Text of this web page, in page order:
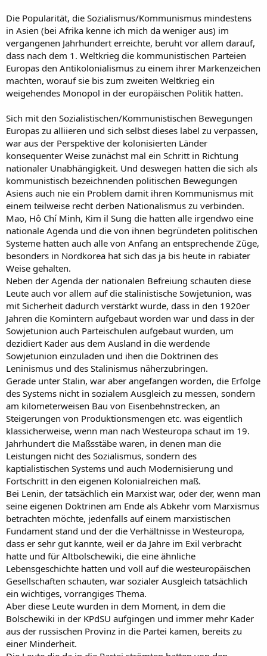
Die Popularität, die Sozialismus/Kommunismus mindestens
in Asien (bei Afrika kenne ich mich da weniger aus) im
vergangenen Jahrhundert erreichte, beruht vor allem darauf,
dass nach dem 1. Weltkrieg die kommunistischen Parteien
Europas den Antikolonialismus zu einem ihrer Markenzeichen
machten, worauf sie bis zum zweiten Weltkrieg ein
weigehendes Monopol in der europäischen Politik hatten.
Sich mit den Sozialistischen/Kommunistischen Bewegungen
Europas zu alliieren und sich selbst dieses label zu verpassen,
war aus der Perspektive der kolonisierten Länder
konsequenter Weise zunächst mal ein Schritt in Richtung
nationaler Unabhängigkeit. Und deswegen hatten die sich als
kommunistisch bezeichnenden politischen Bewegungen
Asiens auch nie ein Problem damit ihren Kommunismus mit
einem teilweise recht derben Nationalismus zu verbinden.
Mao, Hô Chí Minh, Kim il Sung die hatten alle irgendwo eine
nationale Agenda und die von ihnen begründeten politischen
Systeme hatten auch alle von Anfang an entsprechende Züge,
besonders in Nordkorea hat sich das ja bis heute in rabiater
Weise gehalten.
Neben der Agenda der nationalen Befreiung schauten diese
Leute auch vor allem auf die stalinistische Sowjetunion, was
mit Sicherheit dadurch verstärkt wurde, dass in den 1920er
Jahren die Komintern aufgebaut worden war und dass in der
Sowjetunion auch Parteischulen aufgebaut wurden, um
dezidiert Kader aus dem Ausland in die werdende
Sowjetunion einzuladen und ihen die Doktrinen des
Leninismus und des Stalinismus näherzubringen.
Gerade unter Stalin, war aber angefangen worden, die Erfolge
des Systems nicht in sozialem Ausgleich zu messen, sondern
am kilometerweisen Bau von Eisenbehnstrecken, an
Steigerungen von Produktionsmengen etc. was eigentlich
klassicherweise, wenn man nach Westeuropa schaut im 19.
Jahrhundert die Maßsstäbe waren, in denen man die
Leistungen nicht des Sozialismus, sondern des
kaptialistischen Systems und auch Modernisierung und
Fortschritt in den eigenen Kolonialreichen maß.
Bei Lenin, der tatsächlich ein Marxist war, oder der, wenn man
seine eigenen Doktrinen am Ende als Abkehr vom Marxismus
betrachten möchte, jedenfalls auf einem marxistischen
Fundament stand und der die Verhältnisse in Westeuropa,
dass er sehr gut kannte, weil er da Jahre im Exil verbracht
hatte und für Altbolschewiki, die eine ähnliche
Lebensgeschichte hatten und voll auf die westeuropäischen
Gesellschaften schauten, war sozialer Ausgleich tatsächlich
ein wichtiges, vorrangiges Thema.
Aber diese Leute wurden in dem Moment, in dem die
Bolschewiki in der KPdSU aufgingen und immer mehr Kader
aus der russischen Provinz in die Partei kamen, bereits zu
einer Minderheit.